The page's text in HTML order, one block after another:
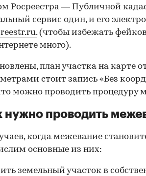
Росреестра — Публичной
сервис один, и его
(чтобы избежать
много).
план участка на карте
стоит запись «Без
можно проводить процедуру
нужно проводить
когда межевание
основные из них:
земельный участок в